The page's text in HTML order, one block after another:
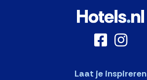
Laat je inspireren